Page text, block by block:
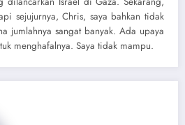
sejujurnya, Chris, saya bahkan tidak
jumlahnya sangat banyak. Ada upaya
menghafalnya. Saya tidak mampu.